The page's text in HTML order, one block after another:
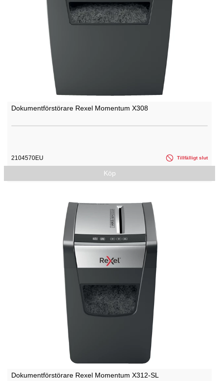
Dokumentförstörare Rexel Momentum X308
2104570EU Tillfälligt slut
Köp
Dokumentförstörare Rexel Momentum X312-SL